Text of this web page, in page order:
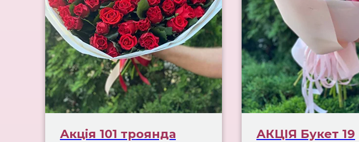
Акція 101 троянда
АКЦІЯ Букет 19